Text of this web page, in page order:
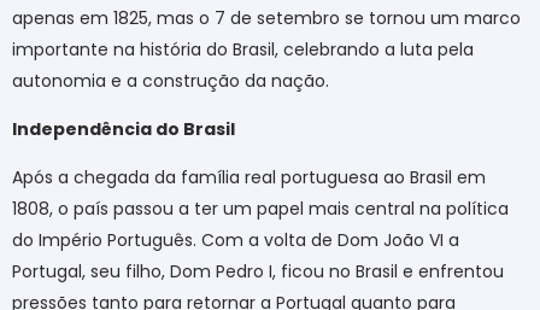
apenas em 1825, mas o 7 de setembro se tornou um marco
importante na história do Brasil, celebrando a luta pela
autonomia e a construção da nação.
Independência do Brasil
Após a chegada da família real portuguesa ao Brasil em
1808, o país passou a ter um papel mais central na política
do Império Português. Com a volta de Dom João VI a
Portugal, seu filho, Dom Pedro I, ficou no Brasil e enfrentou
pressões tanto para retornar a Portugal quanto para